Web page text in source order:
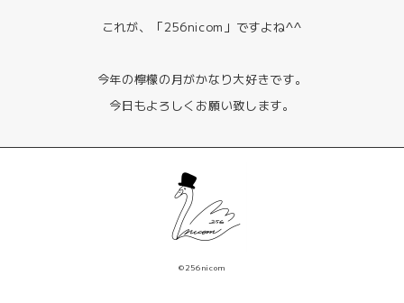
これが、「256nicom」ですよね^^
今年の檸檬の月がかなり大好きです。
今日もよろしくお願い致します。
©256nicom